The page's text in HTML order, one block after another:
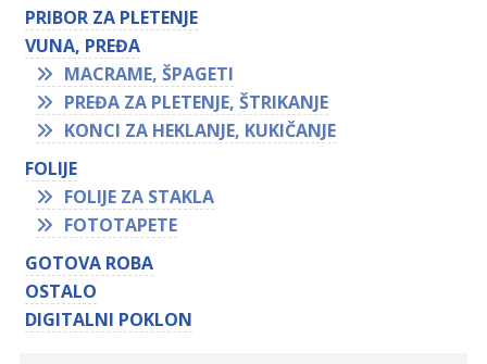
PRIBOR ZA PLETENJE
VUNA, PREĐA
MACRAME, ŠPAGETI
PREĐA ZA PLETENJE, ŠTRIKANJE
KONCI ZA HEKLANJE, KUKIČANJE
FOLIJE
FOLIJE ZA STAKLA
FOTOTAPETE
GOTOVA ROBA
OSTALO
DIGITALNI POKLON